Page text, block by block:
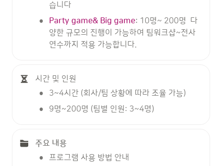
습니다
• Party game& Big game: 10명~ 200명  다
양한 규모의 진행이 가능하여 팀워크샵~전사
연수까지 적용 가능합니다.
시간 및 인원
• 3~4시간 (회사/팀 상황에 따라 조율 가능)
• 9명~200명 (팀별 인원: 3~4명)
주요 내용
• 프로그램 사용 방법 안내